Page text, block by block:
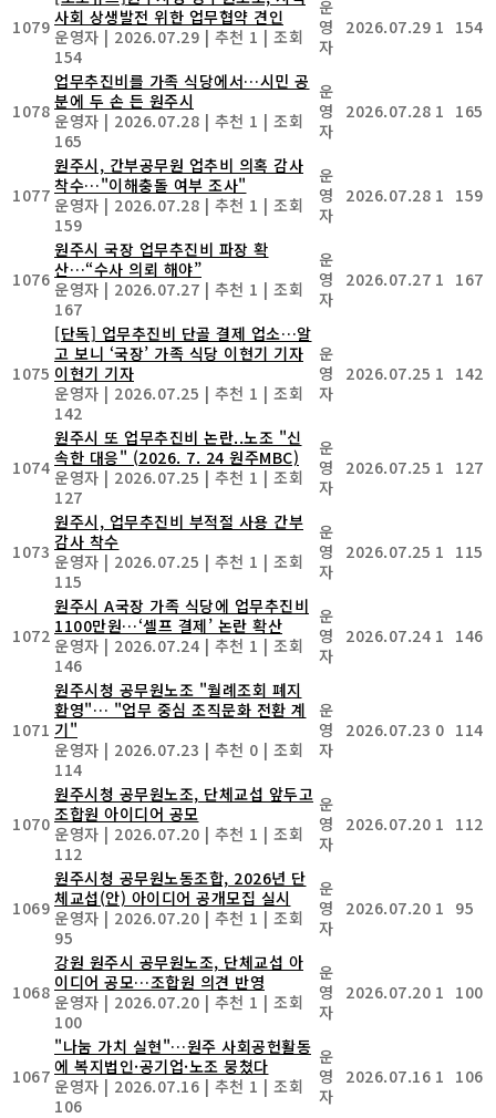
1079 사회 상생발전 위한 업무협약 견인
운영자 | 2026.07.29 | 추천 1 | 조회
154
운
영
자
2026.07.29 1 154
1078
업무추진비를 가족 식당에서…시민 공
분에 두 손 든 원주시
운영자 | 2026.07.28 | 추천 1 | 조회
165
운
영
자
2026.07.28 1 165
1077
원주시, 간부공무원 업추비 의혹 감사
착수…"이해충돌 여부 조사"
운영자 | 2026.07.28 | 추천 1 | 조회
159
운
영
자
2026.07.28 1 159
1076
원주시 국장 업무추진비 파장 확
산…“수사 의뢰 해야”
운영자 | 2026.07.27 | 추천 1 | 조회
167
운
영
자
2026.07.27 1 167
1075
[단독] 업무추진비 단골 결제 업소…알
고 보니 ‘국장’ 가족 식당 이현기 기자
이현기 기자
운영자 | 2026.07.25 | 추천 1 | 조회
142
운
영
자
2026.07.25 1 142
1074
원주시 또 업무추진비 논란..노조 "신
속한 대응" (2026. 7. 24 원주MBC)
운영자 | 2026.07.25 | 추천 1 | 조회
127
운
영
자
2026.07.25 1 127
1073
원주시, 업무추진비 부적절 사용 간부
감사 착수
운영자 | 2026.07.25 | 추천 1 | 조회
115
운
영
자
2026.07.25 1 115
1072
원주시 A국장 가족 식당에 업무추진비
1100만원…‘셀프 결제’ 논란 확산
운영자 | 2026.07.24 | 추천 1 | 조회
146
운
영
자
2026.07.24 1 146
1071
원주시청 공무원노조 "월례조회 폐지
환영"… "업무 중심 조직문화 전환 계
기"
운영자 | 2026.07.23 | 추천 0 | 조회
114
운
영
자
2026.07.23 0 114
1070
원주시청 공무원노조, 단체교섭 앞두고
조합원 아이디어 공모
운영자 | 2026.07.20 | 추천 1 | 조회
112
운
영
자
2026.07.20 1 112
1069
원주시청 공무원노동조합, 2026년 단
체교섭(안) 아이디어 공개모집 실시
운영자 | 2026.07.20 | 추천 1 | 조회
95
운
영
자
2026.07.20 1 95
1068
강원 원주시 공무원노조, 단체교섭 아
이디어 공모…조합원 의견 반영
운영자 | 2026.07.20 | 추천 1 | 조회
100
운
영
자
2026.07.20 1 100
1067
"나눔 가치 실현"…원주 사회공헌활동
에 복지법인·공기업·노조 뭉쳤다
운영자 | 2026.07.16 | 추천 1 | 조회
106
운
영
자
2026.07.16 1 106